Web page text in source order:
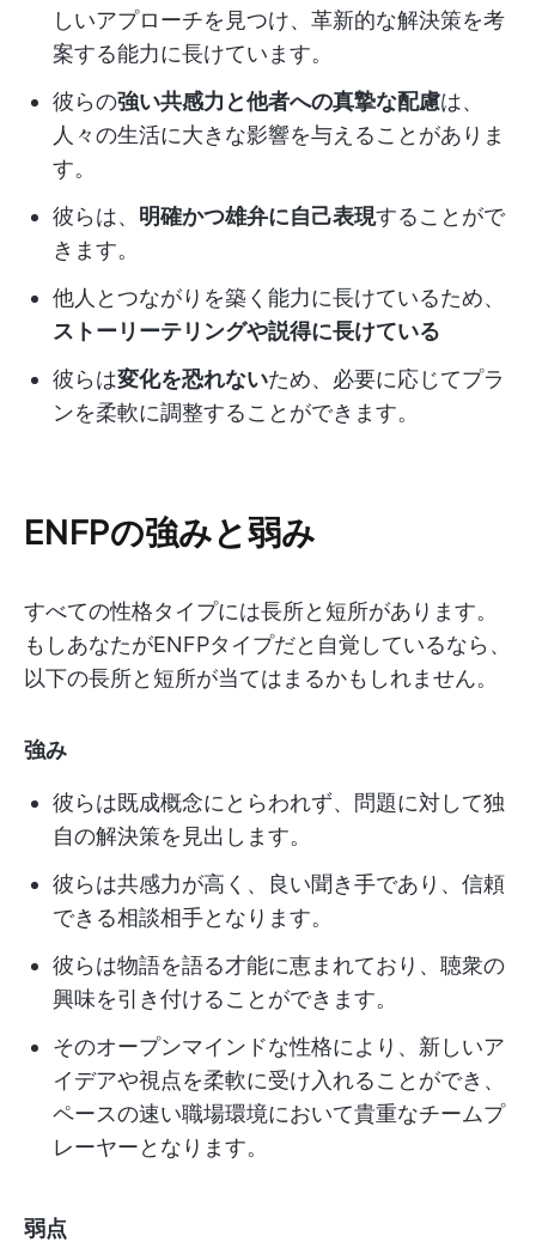
しいアプローチを見つけ、革新的な解決策を考
案する能力に長けています。
彼らの強い共感力と他者への真摯な配慮は、
人々の生活に大きな影響を与えることがありま
す。
彼らは、 明確かつ雄弁に自己表現することがで
きます。
他人とつながりを築く能力に長けているため、
ストーリーテリングや説得に長けている
彼らは変化を恐れないため、必要に応じてプラ
ンを柔軟に調整することができます。
ENFPの強みと弱み
すべての性格タイプには長所と短所があります。
もしあなたがENFPタイプだと自覚しているなら、
以下の長所と短所が当てはまるかもしれません。
強み
彼らは既成概念にとらわれず、問題に対して独
自の解決策を見出します。
彼らは共感力が高く、良い聞き手であり、信頼
できる相談相手となります。
彼らは物語を語る才能に恵まれており、聴衆の
興味を引き付けることができます。
そのオープンマインドな性格により、新しいア
イデアや視点を柔軟に受け入れることができ、
ペースの速い職場環境において貴重なチームプ
レーヤーとなります。
弱点